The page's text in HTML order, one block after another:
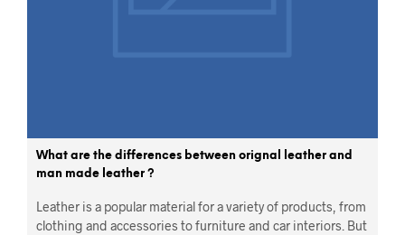
What are the differences between orignal leather and
man made leather ?
Leather is a popular material for a variety of products, from
clothing and accessories to furniture and car interiors. But